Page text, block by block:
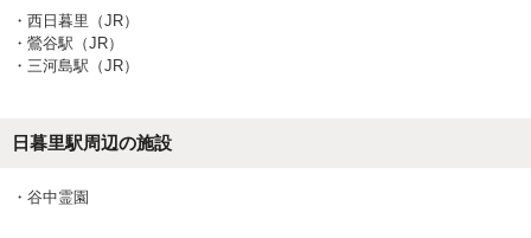
・ 西日暮里（JR）
・ 鶯谷駅（JR）
・ 三河島駅（JR）
日暮里駅周辺の施設
・ 谷中霊園